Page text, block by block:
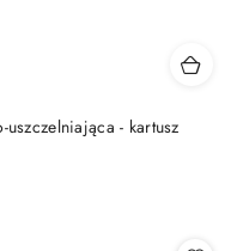
- kartusz